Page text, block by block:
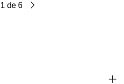
1 de 6